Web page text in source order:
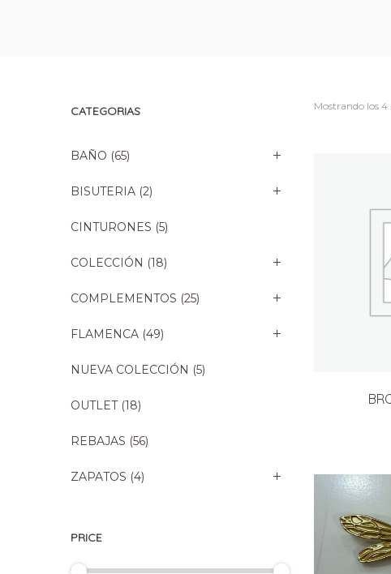
Mostrando los 4
CATEGORIAS
BAÑO (65)
BISUTERIA (2)
CINTURONES (5)
COLECCIÓN (18)
COMPLEMENTOS (25)
FLAMENCA (49)
NUEVA COLECCIÓN (5)
OUTLET (18)
REBAJAS (56)
ZAPATOS (4)
PRICE